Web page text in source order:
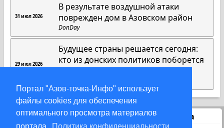
Портал "Азов-точка-Инфо" использует
файлы cookies для обеспечения
оптимального просмотра материалов
31 июл 2026
В результате воздушной атаки
поврежден дом в Азовском район
DonDay
29 июл 2026
Будущее страны решается сегодня:
кто из донских политиков поборется
Статистика